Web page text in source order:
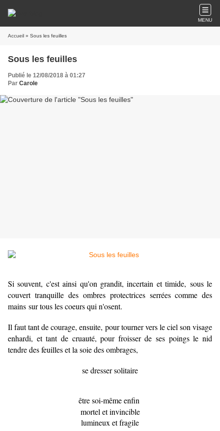
MENU
Accueil » Sous les feuilles
Sous les feuilles
Publié le 12/08/2018 à 01:27
Par Carole
Si souvent, c'est ainsi qu'on grandit, incertain et timide, sous le
couvert tranquille des ombres protectrices serrées comme des
mains sur tous les coeurs qui n'osent.
Il faut tant de courage, ensuite, pour tourner vers le ciel son visage
enhardi, et tant de cruauté, pour froisser de ses poings le nid
tendre des feuilles et la soie des ombrages,
se dresser solitaire
être soi-même enfin
mortel et invincible
lumineux et fragile